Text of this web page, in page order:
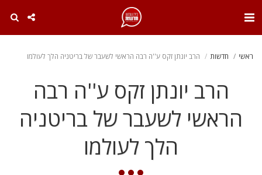
ראשי חדשות הרב יונתן זקס ע''ה רבה הראשי לשעבר של בריטניה הלך לעולמו
הרב יונתן זקס ע''ה רבה
הראשי לשעבר של בריטניה
הלך לעולמו